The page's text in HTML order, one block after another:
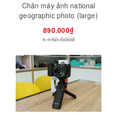
Chân máy ảnh national
geographic photo (large)
890.000₫
1.150.000₫